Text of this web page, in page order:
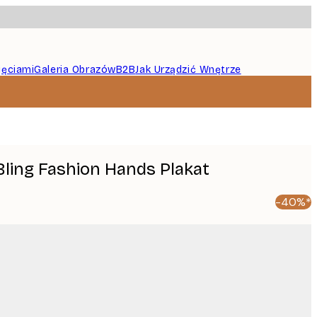
Galeria ObrazówB2BJak Urządzić Wnętrze
Fashion Hands Plakat
-40%*